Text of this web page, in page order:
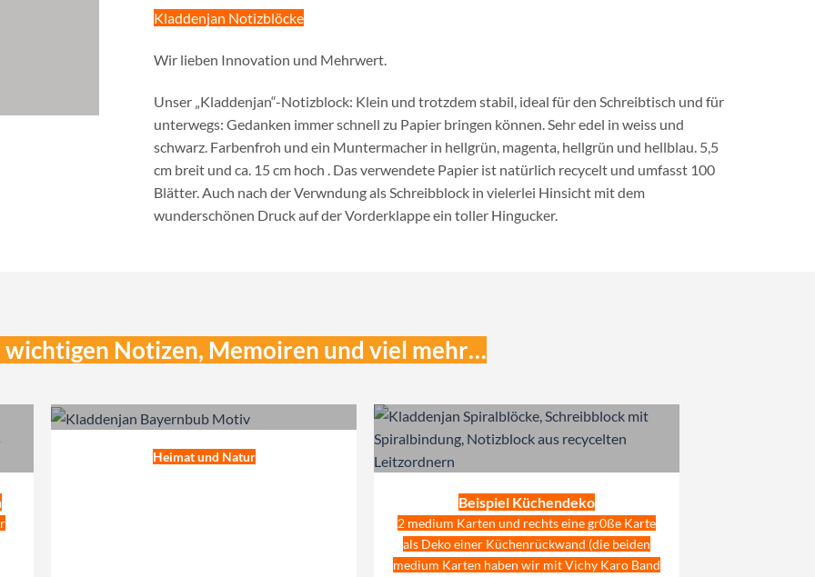
Kladdenjan Notizblöcke
Wir lieben Innovation und Mehrwert.
Unser „Kladdenjan“-Notizblock: Klein und trotzdem stabil, ideal für den Schreibtisch und für
unterwegs: Gedanken immer schnell zu Papier bringen können. Sehr edel in weiss und
schwarz. Farbenfroh und ein Muntermacher in hellgrün, magenta, hellgrün und hellblau. 5,5
cm breit und ca. 15 cm hoch . Das verwendete Papier ist natürlich recycelt und umfasst 100
Blätter. Auch nach der Verwndung als Schreibblock in vielerlei Hinsicht mit dem
wunderschönen Druck auf der Vorderklappe ein toller Hingucker.
wichtigen Notizen, Memoiren und viel mehr…
Heimat und Natur
Beispiel Küchendeko
2 medium Karten und rechts eine gr0ße Karte
als Deko einer Küchenrückwand (die beiden
medium Karten haben wir mit Vichy Karo Band